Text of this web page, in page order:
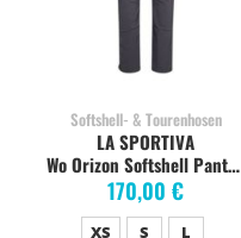
Softshell- & Tourenhosen
Wo Orizon Softshell Pants onyx/redwood
170,00 €
LA SPORTIVA
XS S L